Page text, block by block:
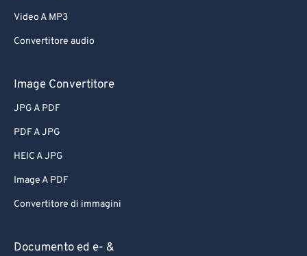
Video A MP3
Convertitore audio
Image Convertitore
JPG A PDF
PDF A JPG
HEIC A JPG
Image A PDF
Convertitore di immagini
Documento ed e- &